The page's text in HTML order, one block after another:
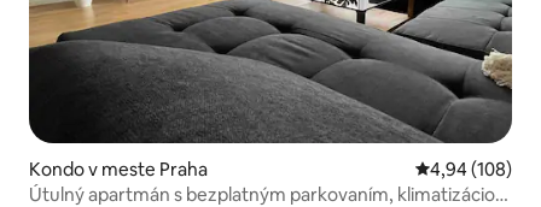
Kondo v meste Praha Priemerné
4,94 (108)
Útulný apartmán s bezplatným parkovaním, klimatizáciou